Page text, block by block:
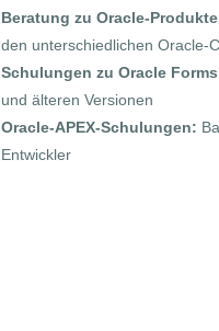
Beratung zu Oracle-
den unterschiedlichen Oracle-
Schulungen zu Oracle
und älteren Versionen
Oracle-APEX-Schulungen:
Entwickler